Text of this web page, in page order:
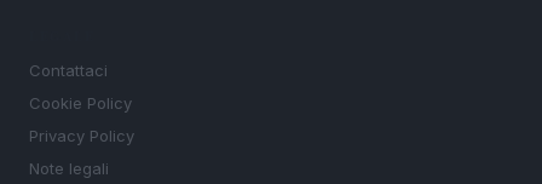
Contattaci
Cookie Policy
Privacy Policy
Note legali